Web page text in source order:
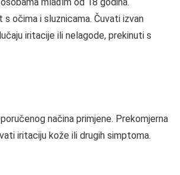
očima i sluznicama. Čuvati izvan
iritacije ili nelagode, prekinuti s
načina primjene. Prekomjerna
iritaciju kože ili drugih simptoma.